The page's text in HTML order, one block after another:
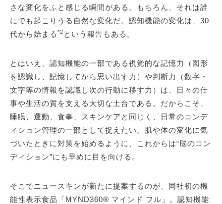
さな変化をふと感じる瞬間がある。もちろん、それは誰
にでも起こりうる自然な変化だ。認知機能の変化は、30
代から始まる *2 という報告もある。
とはいえ、認知機能の一部である視覚的な記憶力（図形
を認識し、記憶してから思い出す力）や判断力（数字・
文字等の情報を認識し次の行動に移す力）は、日々の仕
事や生活の質を支える大切な土台である。だからこそ、
睡眠、運動、食事、スキンケアと同じく、日常のコンデ
ィション管理の一部として捉えたい。肌や体の変化に気
づいたときに対策を始めるように、これからは“脳のコン
ディション”にも早めに目を向ける。
そこでニュースキンが新たに提案するのが、同社初の機
能性表示食品「MYND360® マインド フル」。認知機能